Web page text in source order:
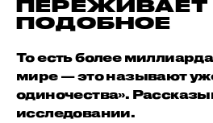
ПЕРЕЖИВАЕТ
ПОДОБНОЕ
То есть более
мире — это называют
одиночества».
исследовании.